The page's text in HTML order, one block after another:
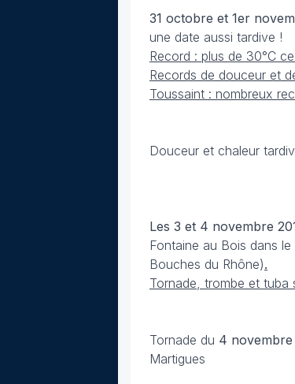
31 octobre et 1er
une date aussi tardive !
Record : plus de 30°C
Records de douceur et
Toussaint : nombreux
Douceur et chaleur
Les 3 et 4 novembre
Fontaine au Bois dans
Bouches du Rhône).
Tornade, trombe et tuba
Tornade du 4 novembre
Martigues